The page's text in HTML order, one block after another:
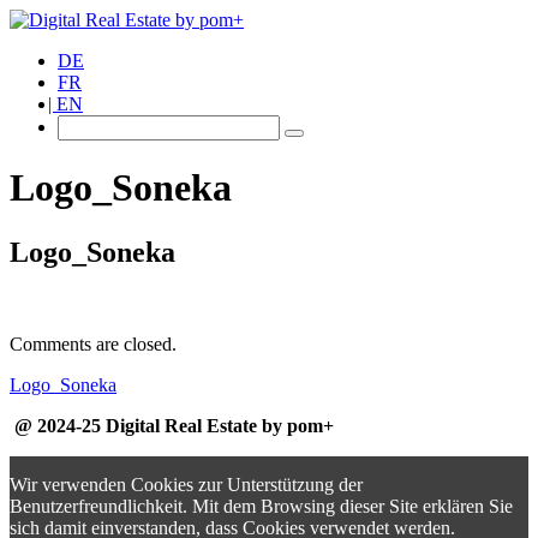
DE
FR
EN
Logo_Soneka
Logo_Soneka
Comments are closed.
Logo_Soneka
@ 2024-25 Digital Real Estate by pom+
Wir verwenden Cookies zur Unterstützung der
Benutzerfreundlichkeit. Mit dem Browsing dieser Site erklären Sie
sich damit einverstanden, dass Cookies verwendet werden.